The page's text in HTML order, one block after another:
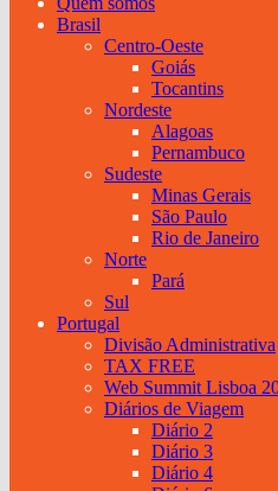
Brasil
Centro-Oeste
Goiás
Tocantins
Nordeste
Alagoas
Pernambuco
Sudeste
Minas Gerais
São Paulo
Rio de Janeiro
Norte
Pará
Sul
Portugal
Divisão Administrativa
TAX FREE
Web Summit Lisboa
Diários de Viagem
Diário 2
Diário 3
Diário 4